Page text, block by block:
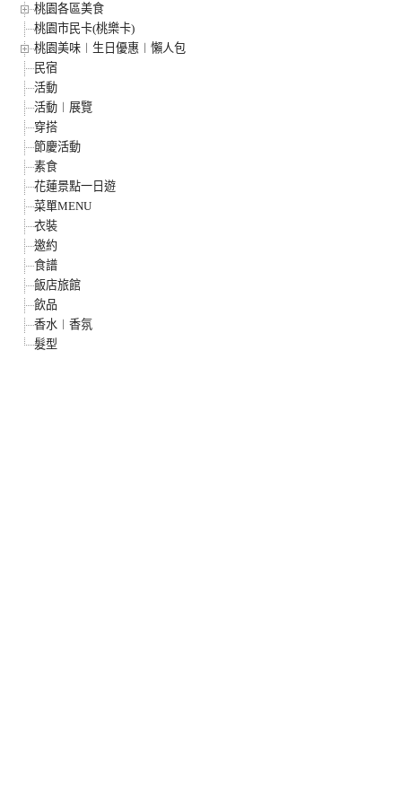
桃園各區美食
桃園市民卡(桃樂卡)
桃園美味︱生日優惠︱懶人包
民宿
活動
活動︱展覽
穿搭
節慶活動
素食
花蓮景點一日遊
菜單MENU
衣裝
邀約
食譜
飯店旅館
飲品
香水︱香氛
髮型